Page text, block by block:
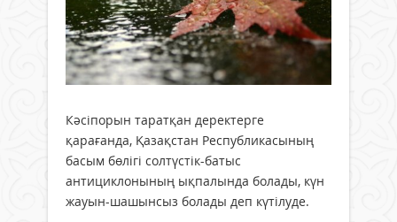
Кәсіпорын таратқан деректерге
қарағанда, Қазақстан Республикасының
басым бөлігі солтүстік-батыс
антициклонының ықпалында болады, күн
жауын-шашынсыз болады деп күтілуде.